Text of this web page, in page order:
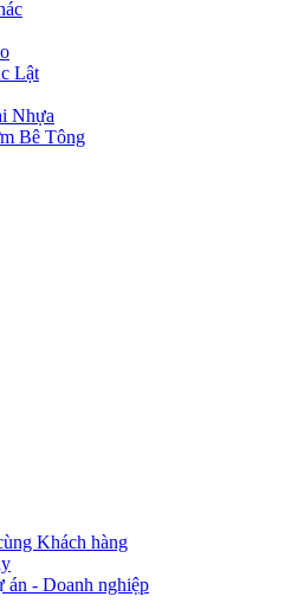
Lật
Nhựa
Bê Tông
Khách hàng
án - Doanh nghiệp